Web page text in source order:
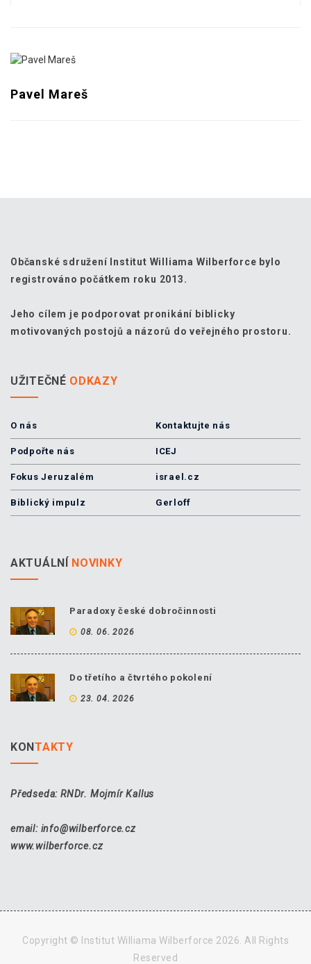
Pavel Mareš
Občanské sdružení Institut Williama Wilberforce bylo
registrováno počátkem roku 2013.
Jeho cílem je podporovat pronikání biblicky
motivovaných postojů a názorů do veřejného prostoru.
UŽITEČNÉ ODKAZY
O nás Kontaktujte nás
Podpořte nás ICEJ
Fokus Jeruzalém israel.cz
Biblický impulz Gerloff
AKTUÁLNÍ NOVINKY
Paradoxy české dobročinnosti
08. 06. 2026
Do třetího a čtvrtého pokolení
23. 04. 2026
KONTAKTY
Předseda: RNDr. Mojmír Kallus
email: info@wilberforce.cz
www.wilberforce.cz
Copyright © Institut Williama Wilberforce 2026. All Rights
Reserved